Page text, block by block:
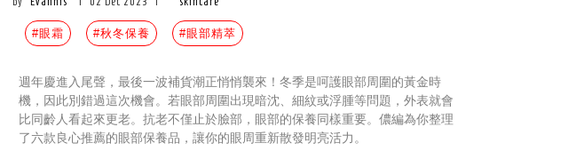
#眼霜 #秋冬保養 #眼部精萃
週年慶進入尾聲，最後一波補貨潮正悄悄襲來！冬季是呵護眼部周圍的黃金時
機，因此別錯過這次機會。若眼部周圍出現暗沈、細紋或浮腫等問題，外表就會
比同齡人看起來更老。抗老不僅止於臉部，眼部的保養同樣重要。儂編為你整理
了六款良心推薦的眼部保養品，讓你的眼周重新散發明亮活力。